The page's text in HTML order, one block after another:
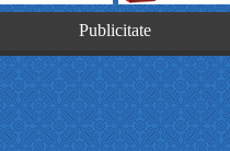
Publicitate